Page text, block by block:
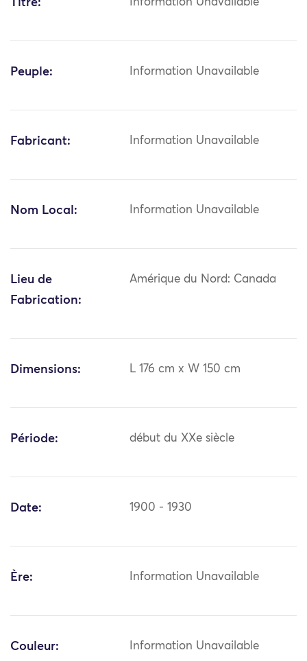
Titre: Information Unavailable
Peuple: Information Unavailable
Fabricant: Information Unavailable
Nom Local: Information Unavailable
Lieu de
Fabrication:
Amérique du Nord: Canada
Dimensions: L 176 cm x W 150 cm
Période: début du XXe siècle
Date: 1900 - 1930
Ère: Information Unavailable
Couleur: Information Unavailable